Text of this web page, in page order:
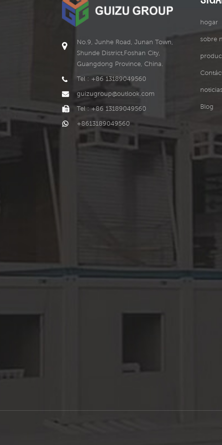
No.9, Junhe Road, Junan Town,
Shunde District,Foshan City,
Guangdong Province, China.
Tel : +86 13189049560
guizugroup@outlook.com
Tel : +86 13189049560
+8613189049560
hogar
sobre
noticias
Blog